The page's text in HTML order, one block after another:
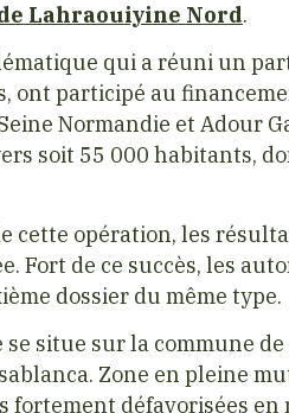
Lahraouiyine Nord.
qui a réuni un
ont participé au
Normandie et Adour
soit 55 000 habitants,
cette opération, les
Fort de ce succès, les
dossier du même type.
situe sur la commune
Zone en pleine
fortement défavorisées